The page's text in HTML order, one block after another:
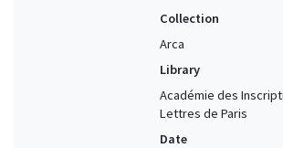
Collection
Arca
Library
Académie des
Lettres de Paris
Date